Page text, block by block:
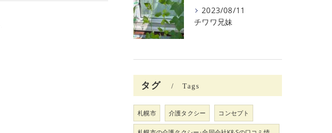
2023/08/11
チワワ兄妹
タグ Tags
札幌市 介護タクシー コンセプト